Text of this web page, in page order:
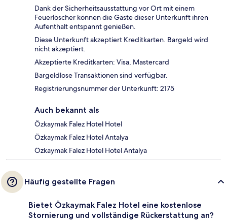
Dank der Sicherheitsausstattung vor Ort mit einem
Feuerlöscher können die Gäste dieser Unterkunft ihren
Aufenthalt entspannt genießen.
Diese Unterkunft akzeptiert Kreditkarten. Bargeld wird
nicht akzeptiert.
Akzeptierte Kreditkarten: Visa, Mastercard
Bargeldlose Transaktionen sind verfügbar.
Registrierungsnummer der Unterkunft: 2175
Auch bekannt als
Özkaymak Falez Hotel Hotel
Özkaymak Falez Hotel Antalya
Özkaymak Falez Hotel Hotel Antalya
Häufig gestellte Fragen
Bietet Özkaymak Falez Hotel eine kostenlose
Stornierung und vollständige Rückerstattung an?